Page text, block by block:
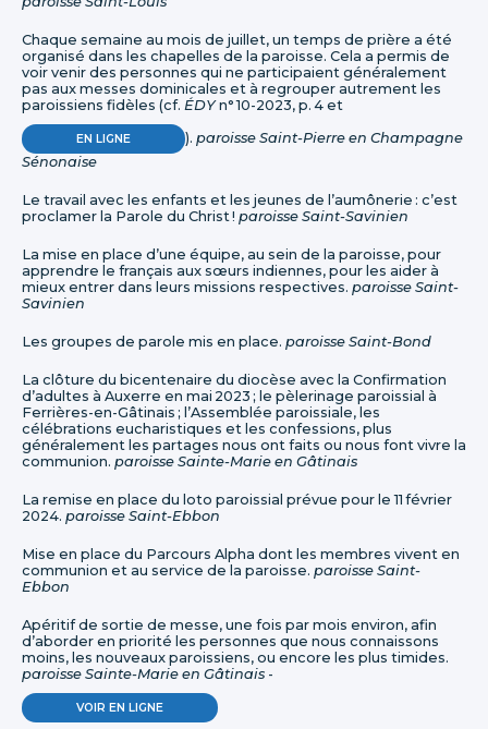
Chaque semaine au mois de juillet, un temps de prière a été
organisé dans les chapelles de la paroisse. Cela a permis de
voir venir des personnes qui ne participaient généralement
pas aux messes dominicales et à regrouper autrement les
paroissiens fidèles (cf. ÉDYn° 10-2023, p. 4 et
EN LIGNE ). paroisse Saint-Pierre en Champagne
Sénonaise
Le travail avec les enfants et les jeunes de l’aumônerie : c’est
proclamer la Parole du Christ ! paroisse Saint-Savinien
La mise en place d’une équipe, au sein de la paroisse, pour
apprendre le français aux sœurs indiennes, pour les aider à
mieux entrer dans leurs missions respectives. paroisse Saint-
Savinien
Les groupes de parole mis en place. paroisse Saint-Bond
La clôture du bicentenaire du diocèse avec la Confirmation
d’adultes à Auxerre en mai 2023 ; le pèlerinage paroissial à
Ferrières-en-Gâtinais ; l’Assemblée paroissiale, les
célébrations eucharistiques et les confessions, plus
généralement les partages nous ont faits ou nous font vivre la
communion. paroisse Sainte-Marie en Gâtinais
La remise en place du loto paroissial prévue pour le 11 février
2024. paroisse Saint-Ebbon
Mise en place du Parcours Alpha dont les membres vivent en
communion et au service de la paroisse. paroisse Saint-
Ebbon
Apéritif de sortie de messe, une fois par mois environ, afin
d’aborder en priorité les personnes que nous connaissons
moins, les nouveaux paroissiens, ou encore les plus timides.
paroisse Sainte-Marie en Gâtinais -
VOIR EN LIGNE